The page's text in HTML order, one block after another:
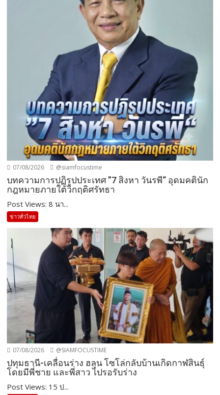
07/08/2026 @siamfocustime
บทความการปฏิรูปประเทศ ”7 สิงหา วันรพี“ อุดมคตินัก
กฎหมายภายใต้วิกฤติศรัทธา
Post Views: 8 นา...
ข่าวทั่วไทย
07/08/2026 @SIAMFOCUSTIME
ปทุมธานี-เคลื่อนร่าง ฮลุน โซโล่กลับบ้านเกิดกาฬสินธุ์
โดยมีพี่ชาย และพี่สาว ไปรอรับร่าง
Post Views: 15 ป...